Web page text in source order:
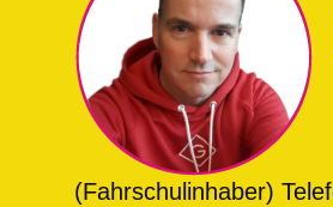
(Fahrschulinhaber)